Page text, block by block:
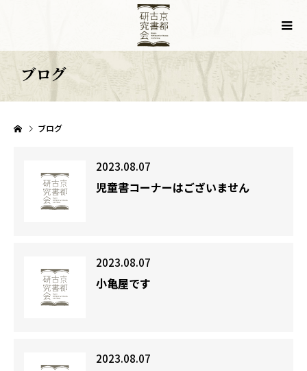
ブログ
ブログ
2023.08.07
児童書コーナーはございません
2023.08.07
小亀屋です
2023.08.07